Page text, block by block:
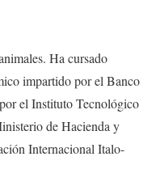
Ha cursado
impartido por el Banco
el Instituto Tecnológico
de Hacienda y
Internacional Italo-